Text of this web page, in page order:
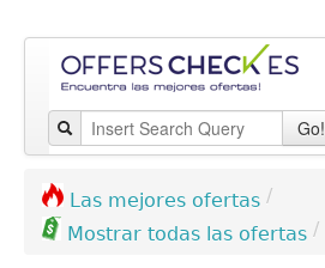
Go!
Las mejores ofertas /
Mostrar todas las ofertas /